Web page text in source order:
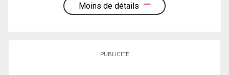
Moins de détails
PUBLICITÉ